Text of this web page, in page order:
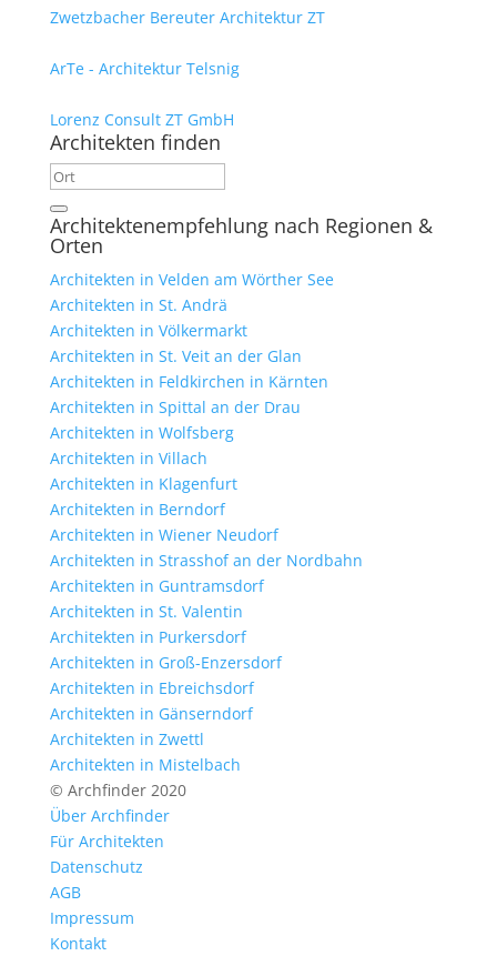
Zwetzbacher Bereuter Architektur ZT
ArTe - Architektur Telsnig
Lorenz Consult ZT GmbH
Architekten finden
Architektenempfehlung nach Regionen &
Orten
Architekten in Velden am Wörther See
Architekten in St. Andrä
Architekten in Völkermarkt
Architekten in St. Veit an der Glan
Architekten in Feldkirchen in Kärnten
Architekten in Spittal an der Drau
Architekten in Wolfsberg
Architekten in Villach
Architekten in Klagenfurt
Architekten in Berndorf
Architekten in Wiener Neudorf
Architekten in Strasshof an der Nordbahn
Architekten in Guntramsdorf
Architekten in St. Valentin
Architekten in Purkersdorf
Architekten in Groß-Enzersdorf
Architekten in Ebreichsdorf
Architekten in Gänserndorf
Architekten in Zwettl
Architekten in Mistelbach
© Archfinder 2020
Über Archfinder
Für Architekten
Datenschutz
AGB
Impressum
Kontakt